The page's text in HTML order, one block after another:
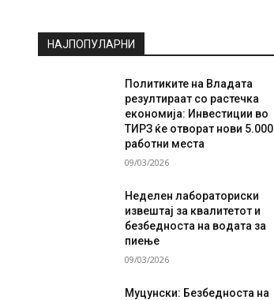
НАЈПОПУЛАРНИ
Политиките на Владата
резултираат со растечка
економија: Инвестиции во
ТИРЗ ќе отворат нови 5.000
работни места
09/03/2026
Неделен лабораториски
извештај за квалитетот и
безбедноста на водата за
пиење
09/03/2026
Муцунски: Безбедноста на